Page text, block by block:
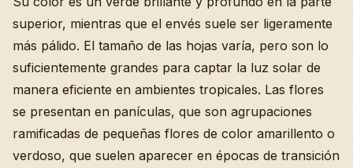
superior, mientras que el envés suele ser ligeramente
más pálido. El tamaño de las hojas varía, pero son lo
suficientemente grandes para captar la luz solar de
manera eficiente en ambientes tropicales. Las flores
se presentan en panículas, que son agrupaciones
ramificadas de pequeñas flores de color amarillento o
verdoso, que suelen aparecer en épocas de transición